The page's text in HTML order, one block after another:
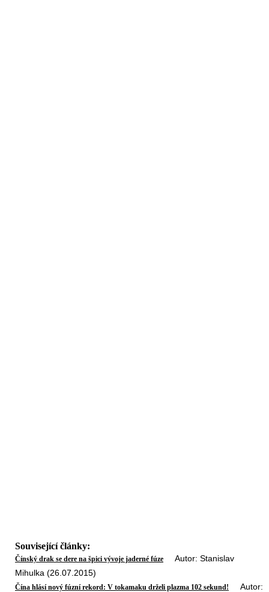
Související články:
Čínský drak se dere na špici vývoje jaderné fúze Autor: Stanislav
Mihulka (26.07.2015)
Čína hlásí nový fúzní rekord: V tokamaku drželi plazma 102 sekund!
Autor: